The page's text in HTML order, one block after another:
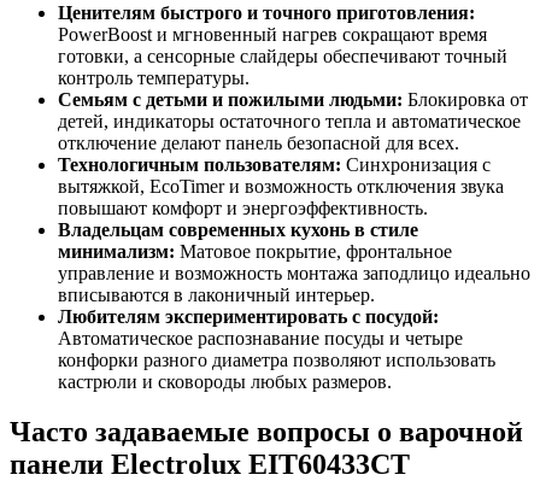
Ценителям быстрого и точного приготовления:
PowerBoost и мгновенный нагрев сокращают время
готовки, а сенсорные слайдеры обеспечивают точный
контроль температуры.
Семьям с детьми и пожилыми людьми: Блокировка от
детей, индикаторы остаточного тепла и автоматическое
отключение делают панель безопасной для всех.
Технологичным пользователям: Синхронизация с
вытяжкой, EcoTimer и возможность отключения звука
повышают комфорт и энергоэффективность.
Владельцам современных кухонь в стиле
минимализм: Матовое покрытие, фронтальное
управление и возможность монтажа заподлицо идеально
вписываются в лаконичный интерьер.
Любителям экспериментировать с посудой:
Автоматическое распознавание посуды и четыре
конфорки разного диаметра позволяют использовать
кастрюли и сковороды любых размеров.
Часто задаваемые вопросы о варочной
панели Electrolux EIT60433CT